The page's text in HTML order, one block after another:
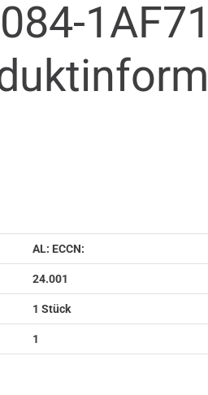
AL: ECCN:
24.001
1 Stück
1